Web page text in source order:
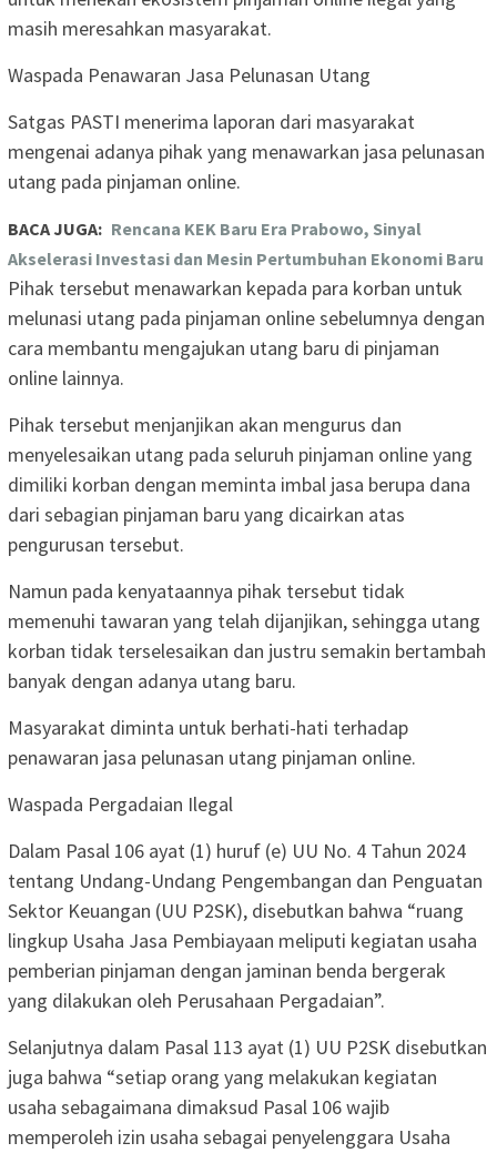
masih meresahkan masyarakat.
Waspada Penawaran Jasa Pelunasan Utang
Satgas PASTI menerima laporan dari masyarakat
mengenai adanya pihak yang menawarkan jasa pelunasan
utang pada pinjaman online.
BACA JUGA: Rencana KEK Baru Era Prabowo, Sinyal
Akselerasi Investasi dan Mesin Pertumbuhan Ekonomi Baru
Pihak tersebut menawarkan kepada para korban untuk
melunasi utang pada pinjaman online sebelumnya dengan
cara membantu mengajukan utang baru di pinjaman
online lainnya.
Pihak tersebut menjanjikan akan mengurus dan
menyelesaikan utang pada seluruh pinjaman online yang
dimiliki korban dengan meminta imbal jasa berupa dana
dari sebagian pinjaman baru yang dicairkan atas
pengurusan tersebut.
Namun pada kenyataannya pihak tersebut tidak
memenuhi tawaran yang telah dijanjikan, sehingga utang
korban tidak terselesaikan dan justru semakin bertambah
banyak dengan adanya utang baru.
Masyarakat diminta untuk berhati-hati terhadap
penawaran jasa pelunasan utang pinjaman online.
Waspada Pergadaian Ilegal
Dalam Pasal 106 ayat (1) huruf (e) UU No. 4 Tahun 2024
tentang Undang-Undang Pengembangan dan Penguatan
Sektor Keuangan (UU P2SK), disebutkan bahwa “ruang
lingkup Usaha Jasa Pembiayaan meliputi kegiatan usaha
pemberian pinjaman dengan jaminan benda bergerak
yang dilakukan oleh Perusahaan Pergadaian”.
Selanjutnya dalam Pasal 113 ayat (1) UU P2SK disebutkan
juga bahwa “setiap orang yang melakukan kegiatan
usaha sebagaimana dimaksud Pasal 106 wajib
memperoleh izin usaha sebagai penyelenggara Usaha